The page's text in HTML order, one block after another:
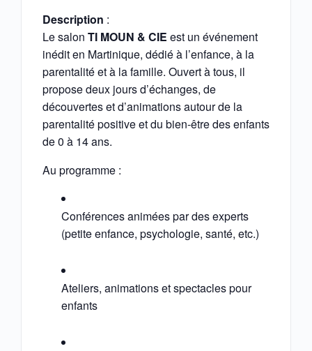
Description :
Le salon TI MOUN & CIE est un événement
inédit en Martinique, dédié à l’enfance, à la
parentalité et à la famille. Ouvert à tous, il
propose deux jours d’échanges, de
découvertes et d’animations autour de la
parentalité positive et du bien-être des enfants
de 0 à 14 ans.
Au programme :
Conférences animées par des experts
(petite enfance, psychologie, santé, etc.)
Ateliers, animations et spectacles pour
enfants